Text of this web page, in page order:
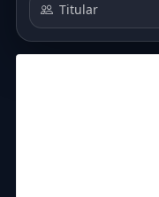
Titular